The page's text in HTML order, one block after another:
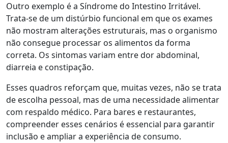
Outro exemplo é a Síndrome do Intestino Irritável.
Trata-se de um distúrbio funcional em que os exames
não mostram alterações estruturais, mas o organismo
não consegue processar os alimentos da forma
correta. Os sintomas variam entre dor abdominal,
diarreia e constipação.
Esses quadros reforçam que, muitas vezes, não se trata
de escolha pessoal, mas de uma necessidade alimentar
com respaldo médico. Para bares e restaurantes,
compreender esses cenários é essencial para garantir
inclusão e ampliar a experiência de consumo.